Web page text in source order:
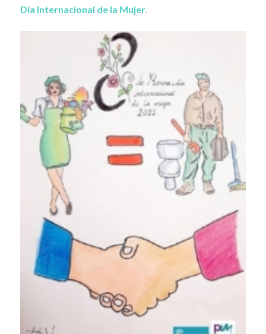
Día Internacional de la Mujer.